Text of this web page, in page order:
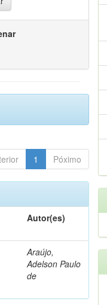
1 Póximo
Autor(es)
Araújo,
Adelson Paulo
de